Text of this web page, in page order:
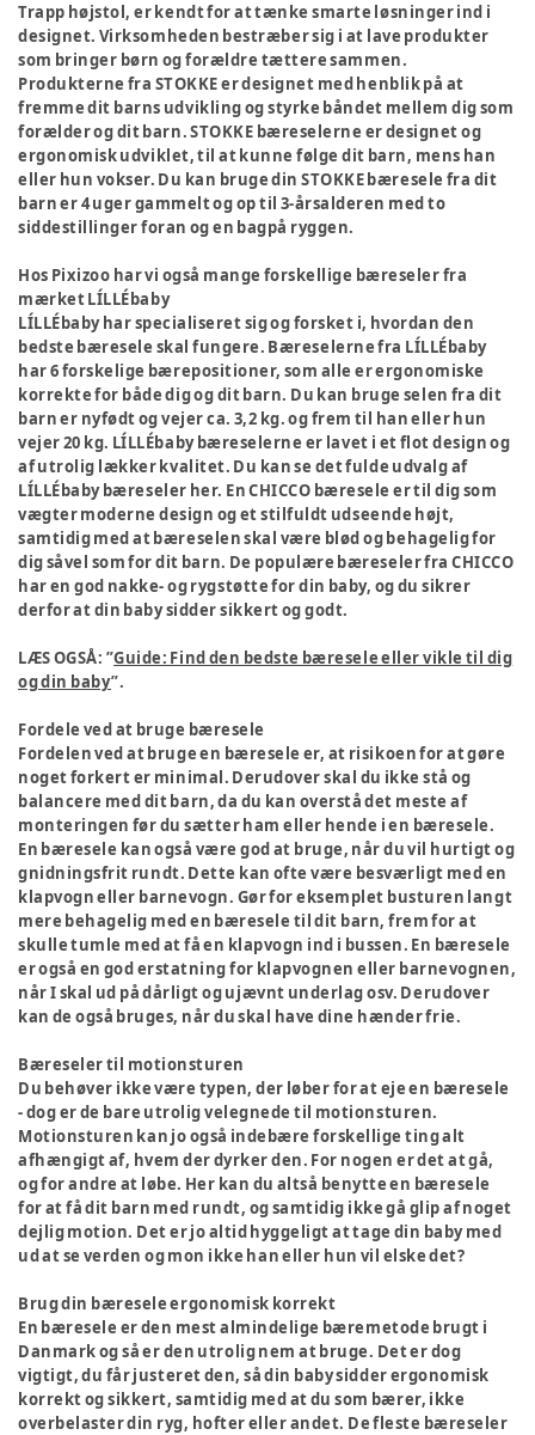
Trapp højstol, er kendt for at tænke smarte løsninger ind i
designet. Virksomheden bestræber sig i at lave produkter
som bringer børn og forældre tættere sammen.
Produkterne fra STOKKE er designet med henblik på at
fremme dit barns udvikling og styrke båndet mellem dig som
forælder og dit barn. STOKKE bæreselerne er designet og
ergonomisk udviklet, til at kunne følge dit barn, mens han
eller hun vokser. Du kan bruge din STOKKE bæresele fra dit
barn er 4 uger gammelt og op til 3-årsalderen med to
siddestillinger foran og en bagpå ryggen.
Hos Pixizoo har vi også mange forskellige bæreseler fra
mærket LÍLLÉbaby
LÍLLÉbaby har specialiseret sig og forsket i, hvordan den
bedste bæresele skal fungere. Bæreselerne fra LÍLLÉbaby
har 6 forskelige bærepositioner, som alle er ergonomiske
korrekte for både dig og dit barn. Du kan bruge selen fra dit
barn er nyfødt og vejer ca. 3,2 kg. og frem til han eller hun
vejer 20 kg. LÍLLÉbaby bæreselerne er lavet i et flot design og
af utrolig lækker kvalitet. Du kan se det fulde udvalg af
LÍLLÉbaby bæreseler her. En CHICCO bæresele er til dig som
vægter moderne design og et stilfuldt udseende højt,
samtidig med at bæreselen skal være blød og behagelig for
dig såvel som for dit barn. De populære bæreseler fra CHICCO
har en god nakke- og rygstøtte for din baby, og du sikrer
derfor at din baby sidder sikkert og godt.
LÆS OGSÅ: ”Guide: Find den bedste bæresele eller vikle til dig
og din baby”.
Fordele ved at bruge bæresele
Fordelen ved at bruge en bæresele er, at risikoen for at gøre
noget forkert er minimal. Derudover skal du ikke stå og
balancere med dit barn, da du kan overstå det meste af
monteringen før du sætter ham eller hende i en bæresele.
En bæresele kan også være god at bruge, når du vil hurtigt og
gnidningsfrit rundt. Dette kan ofte være besværligt med en
klapvogn eller barnevogn. Gør for eksemplet busturen langt
mere behagelig med en bæresele til dit barn, frem for at
skulle tumle med at få en klapvogn ind i bussen. En bæresele
er også en god erstatning for klapvognen eller barnevognen,
når I skal ud på dårligt og ujævnt underlag osv. Derudover
kan de også bruges, når du skal have dine hænder frie.
Bæreseler til motionsturen
Du behøver ikke være typen, der løber for at eje en bæresele
- dog er de bare utrolig velegnede til motionsturen.
Motionsturen kan jo også indebære forskellige ting alt
afhængigt af, hvem der dyrker den. For nogen er det at gå,
og for andre at løbe. Her kan du altså benytte en bæresele
for at få dit barn med rundt, og samtidig ikke gå glip af noget
dejlig motion. Det er jo altid hyggeligt at tage din baby med
ud at se verden og mon ikke han eller hun vil elske det?
Brug din bæresele ergonomisk korrekt
En bæresele er den mest almindelige bæremetode brugt i
Danmark og så er den utrolig nem at bruge. Det er dog
vigtigt, du får justeret den, så din baby sidder ergonomisk
korrekt og sikkert, samtidig med at du som bærer, ikke
overbelaster din ryg, hofter eller andet. De fleste bæreseler